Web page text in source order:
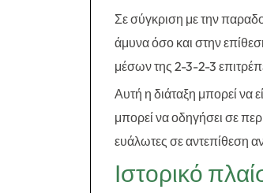
Σε σύγκριση με την
άμυνα όσο και στην
μέσων της 2-3-2-3
Αυτή η διάταξη μπορεί να
μπορεί να οδηγήσει σε
ευάλωτες σε αντεπίθεση
Ιστορικό